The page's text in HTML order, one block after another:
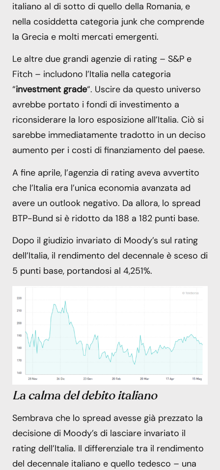
italiano al di sotto di quello della Romania, e
nella cosiddetta categoria junk che comprende
la Grecia e molti mercati emergenti.
Le altre due grandi agenzie di rating – S&P e
Fitch – includono l’Italia nella categoria
“investment grade“. Uscire da questo universo
avrebbe portato i fondi di investimento a
riconsiderare la loro esposizione all’Italia. Ciò si
sarebbe immediatamente tradotto in un deciso
aumento per i costi di finanziamento del paese.
A fine aprile, l’agenzia di rating aveva avvertito
che l’Italia era l’unica economia avanzata ad
avere un outlook negativo. Da allora, lo spread
BTP-Bund si è ridotto da 188 a 182 punti base.
Dopo il giudizio invariato di Moody’s sul rating
dell’Italia, il rendimento del decennale è sceso di
5 punti base, portandosi al 4,251%.
La calma del debito italiano
Sembrava che lo spread avesse già prezzato la
decisione di Moody’s di lasciare invariato il
rating dell’Italia. Il differenziale tra il rendimento
del decennale italiano e quello tedesco – una